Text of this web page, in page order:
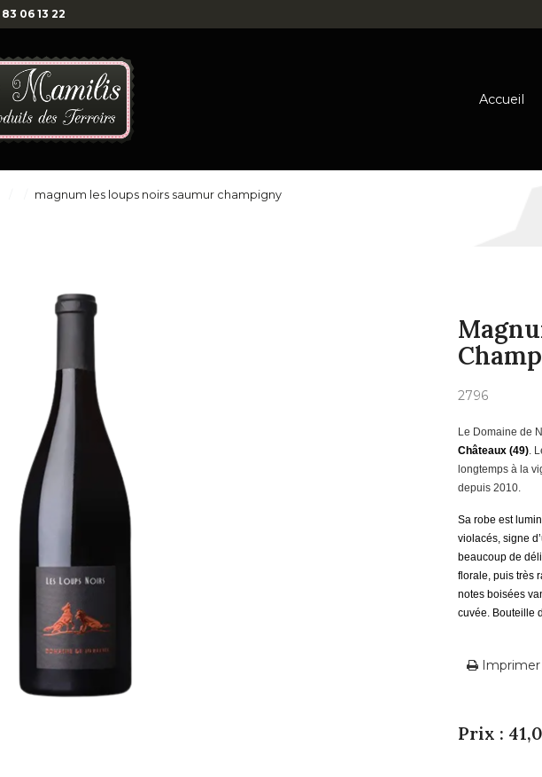
Accueil
magnum les loups noirs saumur champigny
2796
Le Domaine de
Châteaux (49).
longtemps à la
depuis 2010.
Sa robe est
violacés, signe
beaucoup de
florale, puis très
notes boisées
cuvée. Bouteille
Imprimer
Prix :
06 13 22